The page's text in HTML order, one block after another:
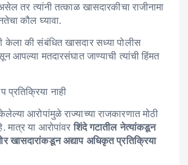
तर त्यांनी तत्काळ खासदारकीचा राजीनामा
कौल घ्यावा.
केला की संबंधित खासदार सध्या पोलीस
आपल्या मतदारसंघात जाण्याची त्यांची हिंमत
प्रतिक्रिया नाही
आरोपांमुळे राज्याच्या राजकारणात मोठी
या आरोपांवरशिंदे गटातील नेत्यांकडून
खासदारांकडून अद्याप अधिकृत प्रतिक्रिया